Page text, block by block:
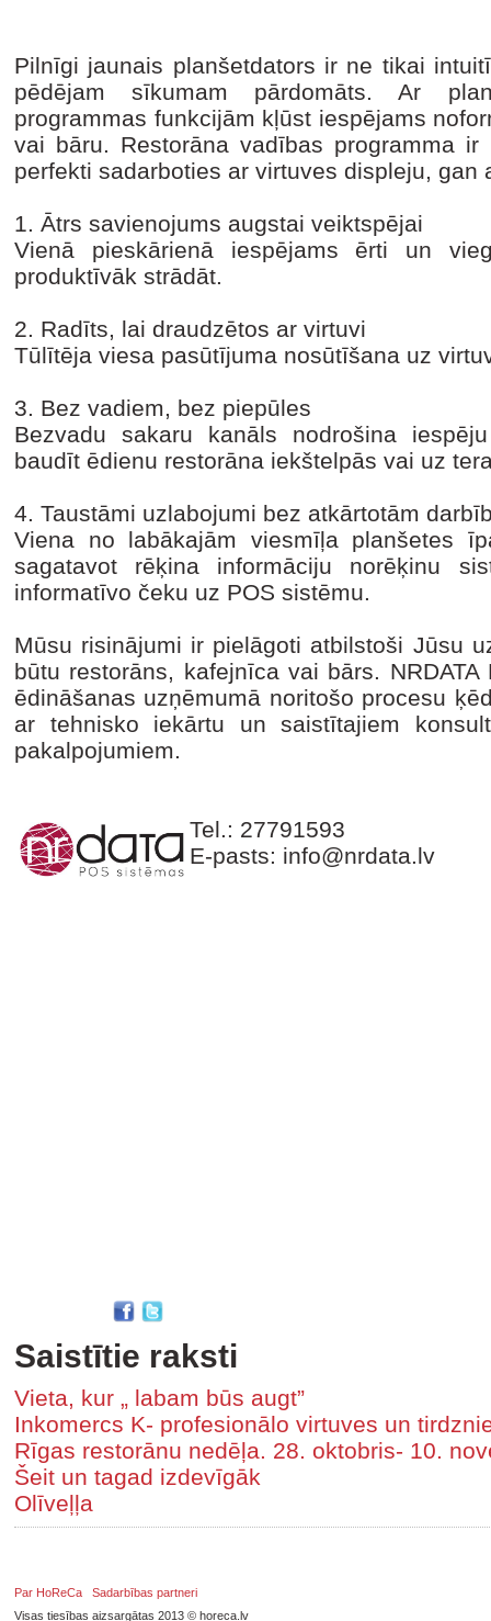
Pilnīgi jaunais planšetdators ir ne tikai
pēdējam sīkumam pārdomāts. Ar
programmas funkcijām kļūst iespējams
vai bāru. Restorāna vadības programma
perfekti sadarboties ar virtuves displeju, gan
1. Ātrs savienojums augstai veiktspējai
Vienā pieskārienā iespējams ērti un
produktīvāk strādāt.
2. Radīts, lai draudzētos ar virtuvi
Tūlītēja viesa pasūtījuma nosūtīšana uz
3. Bez vadiem, bez piepūles
Bezvadu sakaru kanāls nodrošina
baudīt ēdienu restorāna iekštelpās vai uz
4. Taustāmi uzlabojumi bez atkārtotām
Viena no labākajām viesmīļa planšetes
sagatavot rēķina informāciju norēķinu
informatīvo čeku uz POS sistēmu.
Mūsu risinājumi ir pielāgoti atbilstoši Jūsu
būtu restorāns, kafejnīca vai bārs.
ēdināšanas uzņēmumā noritošo procesu
ar tehnisko iekārtu un saistītajiem
pakalpojumiem.
Tel.: 27791593
E-pasts: info@nrdata.lv
Saistītie raksti
Vieta, kur „ labam būs augt”
Inkomercs K- profesionālo virtuves un
Rīgas restorānu nedēļa. 28. oktobris- 10.
Šeit un tagad izdevīgāk
Olīveļļa
Par HoReCa
Sadarbības partneri
Visas tiesības aizsargātas 2013 © horeca.lv